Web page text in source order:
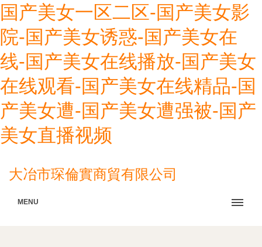
国产美女一区二区-国产美女影
院-国产美女诱惑-国产美女在
线-国产美女在线播放-国产美女
在线观看-国产美女在线精品-国
产美女遭-国产美女遭强被-国产
美女直播视频
大冶市琛倫實商貿有限公司
MENU